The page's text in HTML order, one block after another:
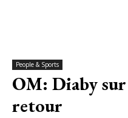
People & Sports
OM: Diaby
retour